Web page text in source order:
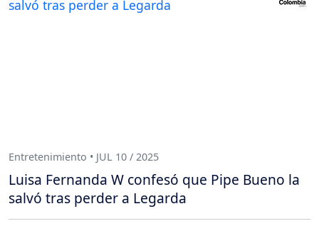
Entretenimiento • JUL 10 / 2025
Luisa Fernanda W confesó que Pipe Bueno la
salvó tras perder a Legarda